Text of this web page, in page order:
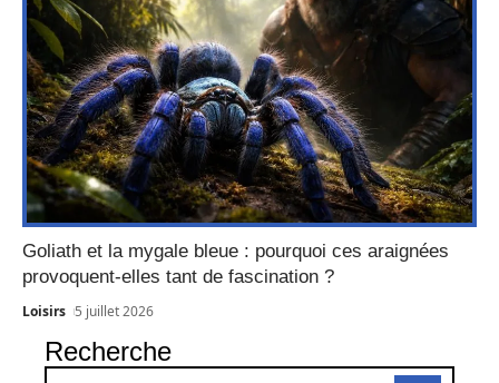
Goliath et la mygale bleue : pourquoi ces araignées
provoquent-elles tant de fascination ?
Loisirs 5 juillet 2026
Recherche